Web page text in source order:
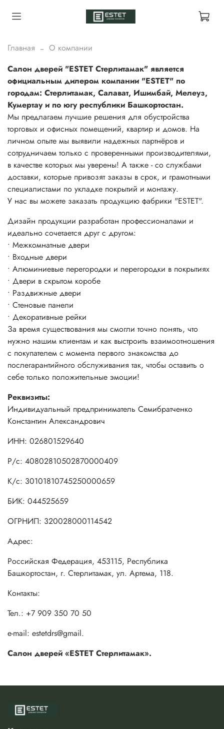
Главная
О компании
Салон дверей "ESTET Стерлитамак" является
официальным дилером компании "ESTET" по
городам: Стерлитамак, Салават, Ишимбай, Мелеуз,
Кумертау и по югу республики Башкортостан.
Мы предлагаем лучшие решения для обустройства
торговых и офисных помещений, квартир и домов. На
личном опыте мы выявили надежных партнёров и
сотрудничаем только с проверенными производителями,
в качестве которых мы уверены! А также - со службами
доставки, которые привозят заказы в срок, и грамотными
специалистами по укладке покрытий и монтажу.
У нас вы можете заказать продукцию фабрики "ESTET".
Дизайн продукции разработан профессионалами и
идеально сочетается друг с другом:
• Межкомнатные двери
• Входные двери
• Алюминиевые перегородки и перегородки в покрытиях
• Двери в скрытом коробе
• Раздвижные двери
• Стеновые панели
• Декоративные рейки
За время существования мы смогли точно понять, что
нужно нашим клиентам и как выстроить взаимоотношения
с покупателем с момента первого знакомства до
послегарантийного обслуживания так, чтобы оставить о
себе только положительные эмоции!
Реквизиты:
Индивидуальный предприниматель Семибратченко
Константин Александрович
ИНН: 026801529640
Р/с: 40802810502870000409
К/с: 30101810745250000659
БИК: 044525659
ОГРНИП: 320028000114542
Адрес:
Российская Федерация, 453115, Республика
Башкортостан, г. Стерлитамак, ул. Артема, 118.
Контакты:
Тел.: +7 909 350 70 50
e-mail: estetdrs@gmail.
Салон дверей «ESTET Стерлитамак».